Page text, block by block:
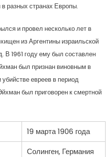
разных странах Европы.
и провел несколько лет в
из Аргентины израильской
1961 году ему был составлен
был признан виновным в
евреев в период
был приговорен к смертной
19 марта 1906 года
Солинген, Германия